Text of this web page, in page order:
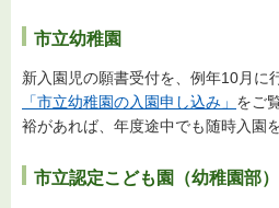
市立幼稚園
新入園児の願書受付を、例年10月に
「市立幼稚園の入園申し込み」 をご
裕があれば、年度途中でも随時入園
市立認定こども園（幼稚園部）